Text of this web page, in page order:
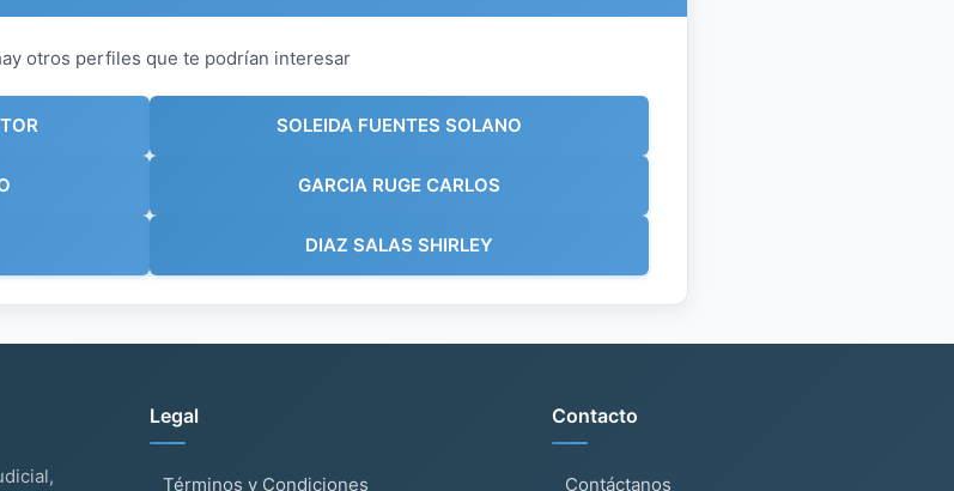
otros perfiles que te podrían interesar
SOLEIDA FUENTES SOLANO
GARCIA RUGE CARLOS
DIAZ SALAS SHIRLEY
Legal
Términos y Condiciones
Contacto
Contáctanos